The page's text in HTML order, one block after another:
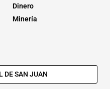
Dinero
Minería
DE SAN JUAN